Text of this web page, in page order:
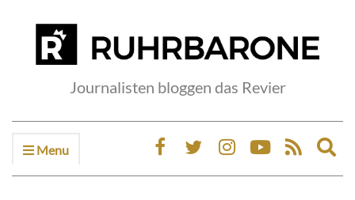
Journalisten bloggen das Revier
Menu